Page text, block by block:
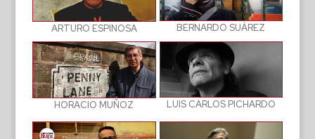
ARTURO ESPINOSA BERNARDO SUÁREZ
HORACIO MUÑOZ LUIS CARLOS PICHARDO